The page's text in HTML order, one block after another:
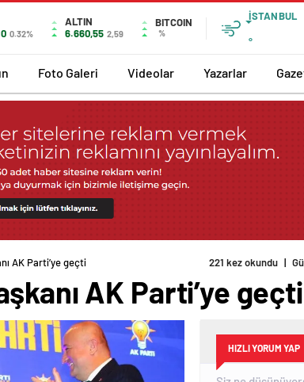
0.32%
ALTIN
6.660,55 2,59
BITCOIN
%
İSTANBUL
°
Foto Galeri Videolar Yazarlar
AK Parti’ye geçti 221 kez okundu |
AK Parti’ye geçti
HIZLI YORUM YAP